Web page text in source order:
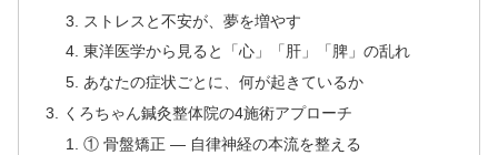
ストレスと不安が、夢を増やす
東洋医学から見ると「心」「肝」「脾」の乱れ
あなたの症状ごとに、何が起きているか
くろちゃん鍼灸整体院の4施術アプローチ
① 骨盤矯正 — 自律神経の本流を整える